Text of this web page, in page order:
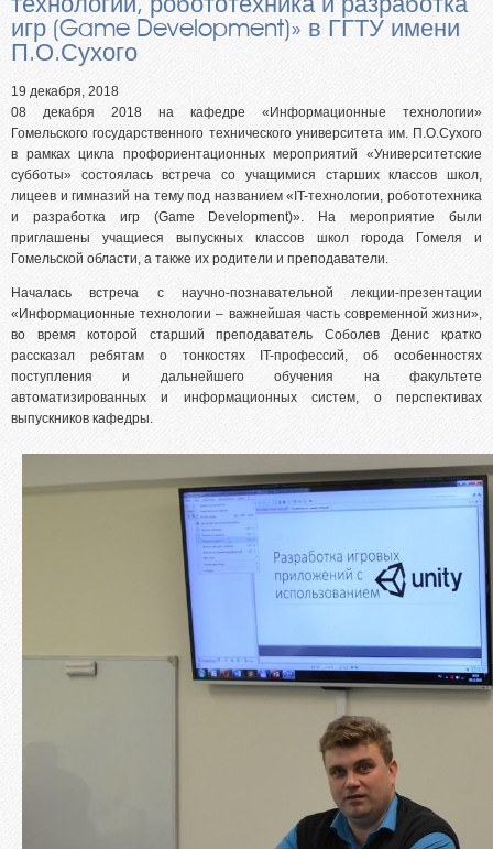
Зачисление без вступительных испытаний
Родителям абитуриентов
Часто задаваемые вопросы
Факультет довузовской подготовки
Централизованное тестирование
Репетиционное тестирование
Профориентанционные мероприятия 2023/2024
игр (Game Development)» в ГГТУ имени
П.О.Сухого
19 декабря, 2018
08 декабря 2018 на кафедре «Информационные технологии»
Гомельского государственного технического университета им. П.О.Сухого
в рамках цикла профориентационных мероприятий «Университетские
субботы» состоялась встреча со учащимися старших классов школ,
лицеев и гимназий на тему под названием «IT-технологии, робототехника
и разработка игр (Game Development)». На мероприятие были
приглашены учащиеся выпускных классов школ города Гомеля и
Гомельской области, а также их родители и преподаватели.
Началась встреча с научно-познавательной лекции-презентации
«Информационные технологии – важнейшая часть современной жизни»,
во время которой старший преподаватель Соболев Денис кратко
рассказал ребятам о тонкостях IT-профессий, об особенностях
поступления и дальнейшего обучения на факультете
автоматизированных и информационных систем, о перспективах
выпускников кафедры.